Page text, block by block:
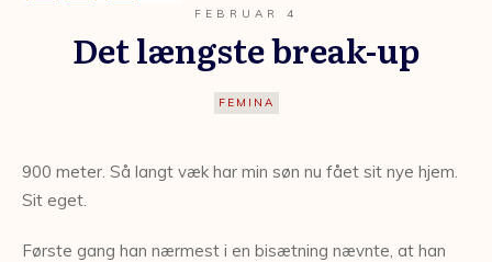
FEBRUAR 4
Det længste break-up
FEMINA
900 meter. Så langt væk har min søn nu fået sit nye hjem.
Sit eget.
Første gang han nærmest i en bisætning nævnte, at han